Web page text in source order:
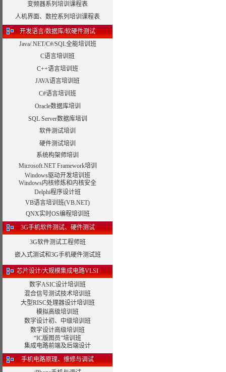
变频器系列培训课程表
人机界面、数控系列培训课程表
开发语言/数据库/软硬件测试
Java/.NET/C#/SQL全能培训班
C语言培训班
C++语言培训班
JAVA语言培训班
C#语言培训班
Oracle数据库培训
SQL Server数据库培训
软件测试培训
硬件测试培训
系统构架师培训
Microsoft.NET Framework培训
Windows驱动开发培训班
Windows内核修炼和内核安全
Delphi程序设计班
VB语言培训班(VB.NET)
QNX实时OS编程培训班
3G手机软件测试、硬件测试
3G软件测试工程师班
嵌入式测试和3G手机硬件测试班
芯片设计/大规模集成电路VLSI
数字ASIC设计培训班
混合信号测试技术培训班
大型RISC处理器设计培训班
模拟高级培训班
数字设计初、中级培训班
数字设计高级培训班
“IC版图员”培训班
集成电路前端及后端设计
手机电路原理、维修与调试